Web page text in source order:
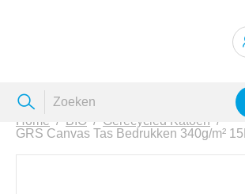
Home BIO
Gerecycled Katoen
GRS Canvas Tas Bedrukken 340g/m² 15L